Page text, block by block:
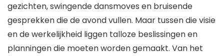
gezichten, swingende dansmoves en bruisende
gesprekken die de avond vullen. Maar tussen die visie
en de werkelijkheid liggen talloze beslissingen en
planningen die moeten worden gemaakt. Van het